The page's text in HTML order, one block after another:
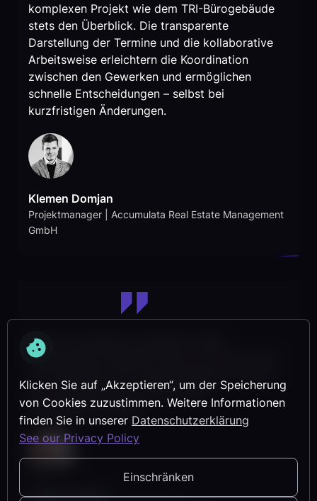
Klicken Sie auf „Akzeptieren“, um der Speicherung
von Cookies zuzustimmen. Weitere Informationen
finden Sie in unserer Datenschutzerklärung
See our Privacy Policy
Einschränken
komplexen Projekt wie dem TRI-Bürogebäude
stets den Überblick. Die transparente
Darstellung der Termine und die kollaborative
Arbeitsweise erleichtern die Koordination
zwischen den Gewerken und ermöglichen
schnelle Entscheidungen – selbst bei
kurzfristigen Änderungen.
Klemen Domjan
Projektmanager | Accumulata Real Estate Management
GmbH
Dank lcmd haben wir jederzeit einen
transparenten Überblick über die Termine. Das
den Gewerken und sorgt für einen
reibungslosen Ablauf.
Tobias Burkart